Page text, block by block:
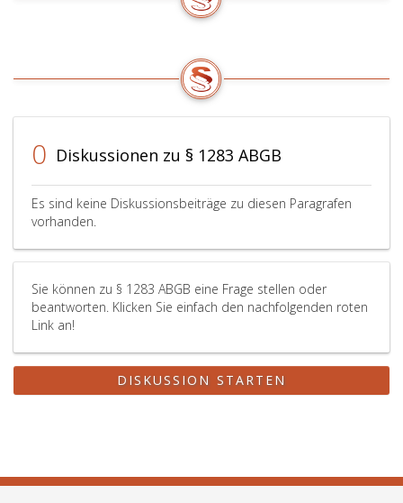
0 Diskussionen zu § 1283 ABGB
Es sind keine Diskussionsbeiträge zu diesen Paragrafen
vorhanden.
Sie können zu § 1283 ABGB eine Frage stellen oder
beantworten. Klicken Sie einfach den nachfolgenden roten
Link an!
DISKUSSION STARTEN